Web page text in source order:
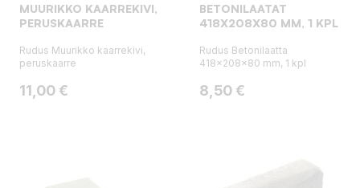
MUURIKKO KAARREKIVI,
PERUSKAARRE
Rudus Muurikko kaarrekivi,
peruskaarre
Hinta
11,00 €
BETONILAATAT
418X208X80 MM, 1 KPL
Rudus Betonilaatta
418x208x80 mm, 1 kpl
Hinta
8,50 €